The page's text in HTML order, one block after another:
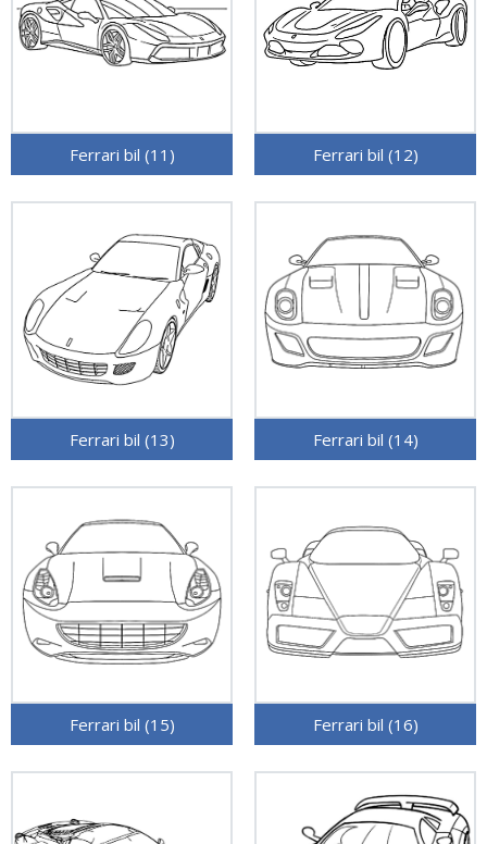
Ferrari bil (11) Ferrari bil (12)
Ferrari bil (13) Ferrari bil (14)
Ferrari bil (15) Ferrari bil (16)